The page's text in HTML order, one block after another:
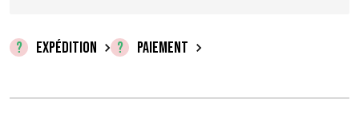
n
c
EXPÉDITION PAIEMENT